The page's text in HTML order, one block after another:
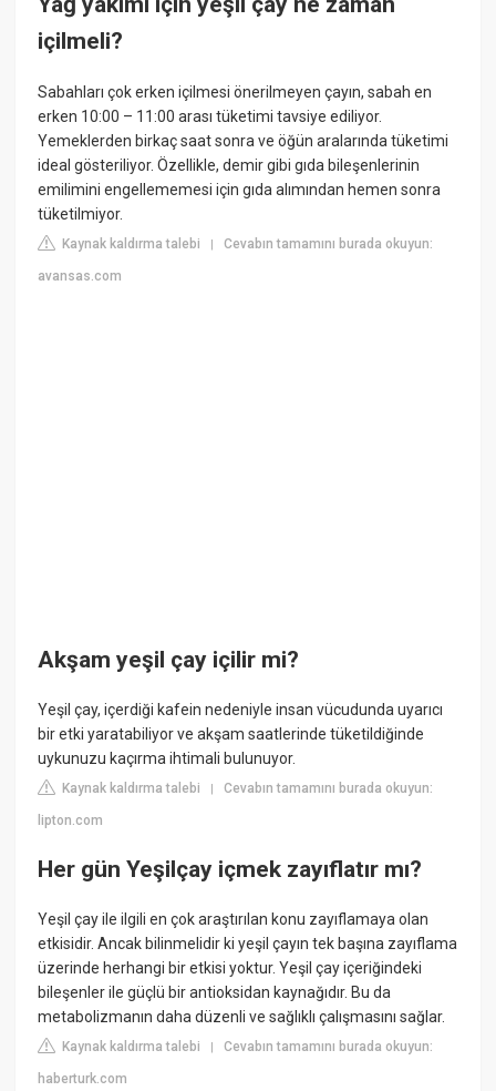
içilmeli?
Sabahları çok erken içilmesi önerilmeyen çayın, sabah en
erken 10:00 – 11:00 arası tüketimi tavsiye ediliyor.
Yemeklerden birkaç saat sonra ve öğün aralarında tüketimi
ideal gösteriliyor. Özellikle, demir gibi gıda bileşenlerinin
emilimini engellememesi için gıda alımından hemen sonra
tüketilmiyor.
Kaynak kaldırma talebi |Cevabın tamamını burada okuyun:
avansas.com
Akşam yeşil çay içilir mi?
Yeşil çay, içerdiği kafein nedeniyle insan vücudunda uyarıcı
bir etki yaratabiliyor ve akşam saatlerinde tüketildiğinde
uykunuzu kaçırma ihtimali bulunuyor.
Kaynak kaldırma talebi |Cevabın tamamını burada okuyun:
lipton.com
Her gün Yeşilçay içmek zayıflatır mı?
Yeşil çay ile ilgili en çok araştırılan konu zayıflamaya olan
etkisidir. Ancak bilinmelidir ki yeşil çayın tek başına zayıflama
üzerinde herhangi bir etkisi yoktur. Yeşil çay içeriğindeki
bileşenler ile güçlü bir antioksidan kaynağıdır. Bu da
metabolizmanın daha düzenli ve sağlıklı çalışmasını sağlar.
Kaynak kaldırma talebi |Cevabın tamamını burada okuyun:
haberturk.com